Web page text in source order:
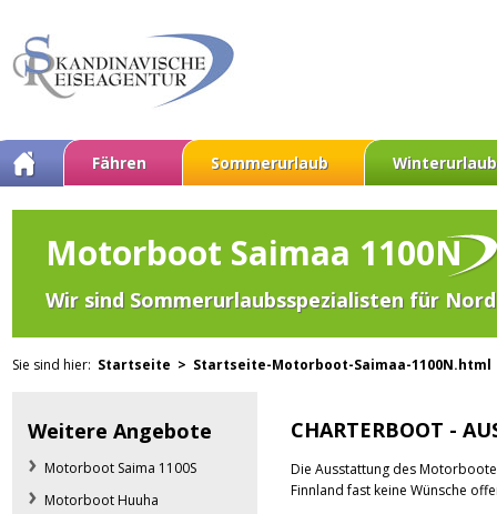
Fähren Sommerurlaub Winterurlaub
Motorboot Saimaa 1100N
Wir sind Sommerurlaubsspezialisten für
Sie sind hier: Startseite > Startseite-Motorboot-Saimaa-
Weitere Angebote
Motorboot Saima 1100S
Motorboot Huuha
CHARTERBOOT -
Die Ausstattung des
Finnland fast keine Wünsche